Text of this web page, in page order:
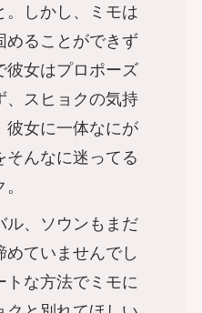
。しかし、ミモは
めることができず
彼女はプロポーズ
、スヒョクの気持
彼女に一体なにが
そんなに迷ってる
ル、ソウンもまだ
めていませんでし
トな方法でミモに